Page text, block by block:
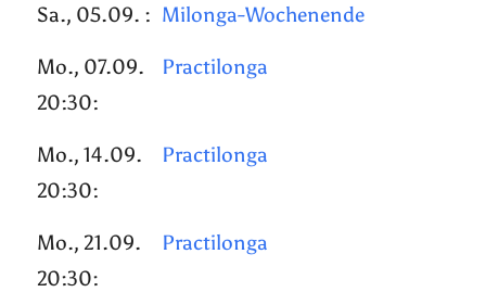
Sa., 05.09. : Milonga-Wochenende
Mo., 07.09.
20:30:
Practilonga
Mo., 14.09.
20:30:
Practilonga
Mo., 21.09.
20:30:
Practilonga